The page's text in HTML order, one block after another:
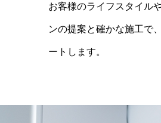
お客様のライフスタイル
ンの提案と確かな施工で
ートします。